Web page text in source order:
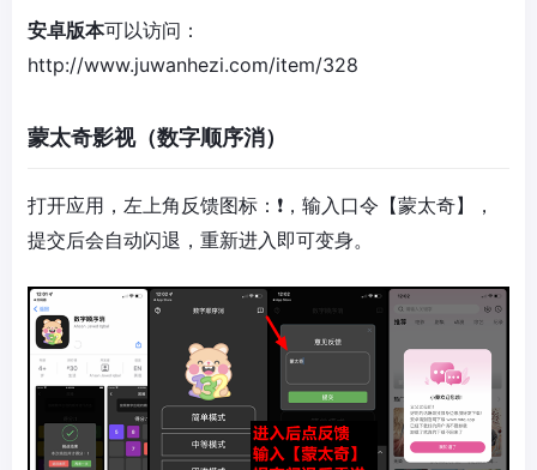
安卓版本可以访问：
http://www.juwanhezi.com/item/328
蒙太奇影视（数字顺序消）
打开应用，左上角反馈图标：❗️，输入口令【蒙太奇】，
提交后会自动闪退，重新进入即可变身。